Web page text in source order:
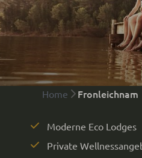
Home Fronleichnam
Moderne Eco Lodges
Private